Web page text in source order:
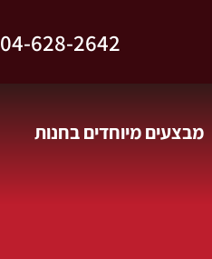
04-628-2642
מבצעים מיוחדים בחנות